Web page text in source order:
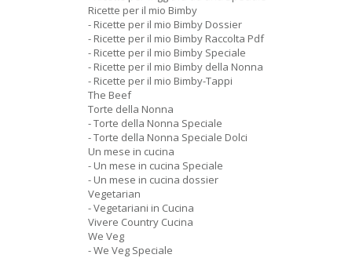
Ricette per il mio Bimby
- Ricette per il mio Bimby Dossier
- Ricette per il mio Bimby Raccolta Pdf
- Ricette per il mio Bimby Speciale
- Ricette per il mio Bimby della Nonna
- Ricette per il mio Bimby-Tappi
The Beef
Torte della Nonna
- Torte della Nonna Speciale
- Torte della Nonna Speciale Dolci
Un mese in cucina
- Un mese in cucina Speciale
- Un mese in cucina dossier
Vegetarian
- Vegetariani in Cucina
Vivere Country Cucina
We Veg
- We Veg Speciale